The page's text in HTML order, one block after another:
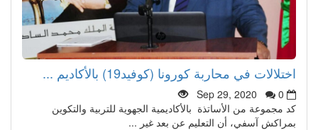
اختلالات في محاربة كورونا (كوفيد19) بالأكاديم ...
Sep 29, 2020
0
كد مجموعة من الأساتذة بالأكاديمية الجهوية للتربية والتكوين
بمراكش آسفي، أن التعليم عن بعد غير ...